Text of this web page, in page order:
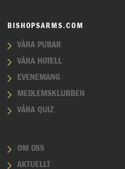
BISHOPSARMS.COM
VÅRA PUBAR
VÅRA HOTELL
EVENEMANG
MEDLEMSKLUBBEN
VÅRA QUIZ
OM OSS
AKTUELLT